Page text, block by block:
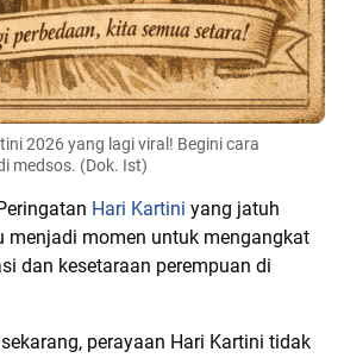
2026 yang lagi viral! Begini cara
medsos. (Dok. Ist)
Hari Kartini yang jatuh
menjadi momen untuk mengangkat
dan kesetaraan perempuan di
perayaan Hari Kartini tidak